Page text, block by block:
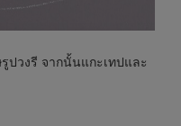
ปวงรี จากนั้นแกะเทปและ